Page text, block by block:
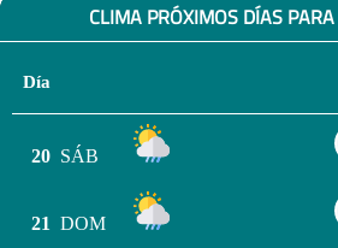
CLIMA PRÓXIMOS DÍAS
Día
20 SÁB
21 DOM